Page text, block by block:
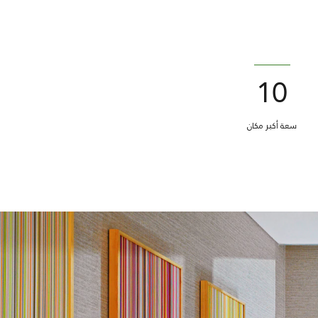
10
سعة أكبر مكان